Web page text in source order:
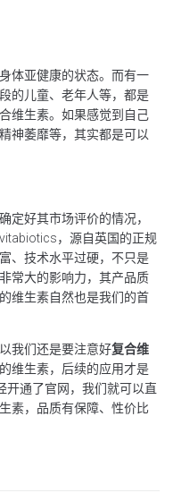
体亚健康的状态。而有一
的儿童、老年人等，都是
维生素。如果感觉到自己
神萎靡等，其实都是可以
定好其市场评价的情况，
，源自英国的正规
、技术水平过硬，不只是
常大的影响力，其产品质
维生素自然也是我们的首
我们还是要注意好复合维
维生素，后续的应用才是
通了官网，我们就可以直
素，品质有保障、性价比